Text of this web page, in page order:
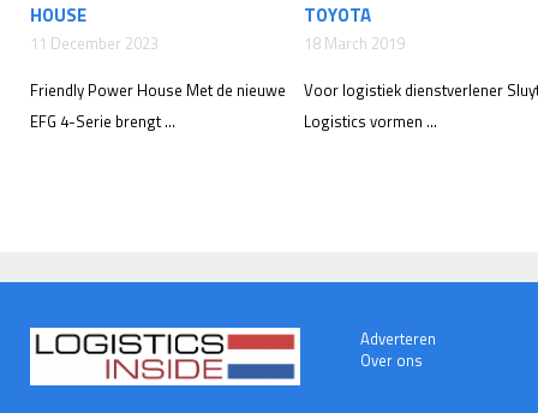
HOUSE
11 December 2023
Friendly Power House Met de nieuwe
EFG 4-Serie brengt ...
TOYOTA
18 March 2019
Voor logistiek dienstverlener
Logistics vormen ...
Adverteren
Over ons